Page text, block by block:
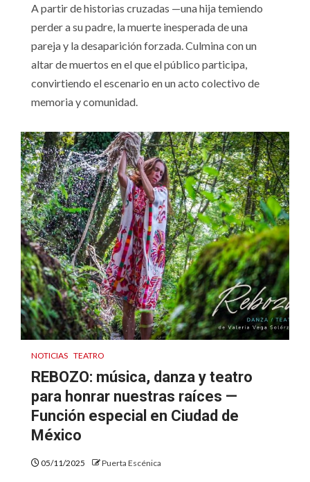
A partir de historias cruzadas —una hija temiendo
perder a su padre, la muerte inesperada de una
pareja y la desaparición forzada. Culmina con un
altar de muertos en el que el público participa,
convirtiendo el escenario en un acto colectivo de
memoria y comunidad.
NOTICIAS TEATRO
REBOZO: música, danza y teatro
para honrar nuestras raíces —
Función especial en Ciudad de
México
05/11/2025 Puerta Escénica